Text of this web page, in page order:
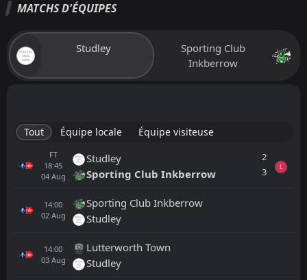
MATCHS D'ÉQUIPES
Studley
Sporting Club
Inkberrow
Tout Équipe locale Équipe visiteuse
FT
18:45
04 Aug
Studley
Sporting Club Inkberrow
2
3
L
14:00
02 Aug
Sporting Club Inkberrow
Studley
14:00
03 Aug
Lutterworth Town
Studley